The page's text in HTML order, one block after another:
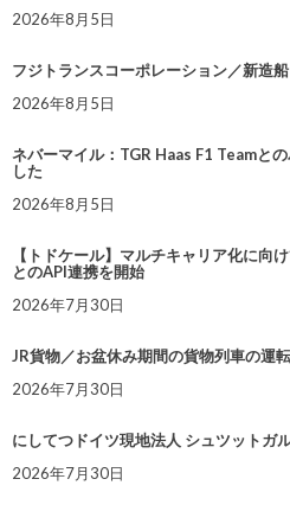
2026年8月5日
フジトランスコーポレーション／新造
2026年8月5日
ネバーマイル：TGR Haas F1 Teamと
した
2026年8月5日
【トドケール】マルチキャリア化に向
とのAPI連携を開始
2026年7月30日
JR貨物／お盆休み期間の貨物列車の運
2026年7月30日
にしてつドイツ現地法人 シュツットガ
2026年7月30日